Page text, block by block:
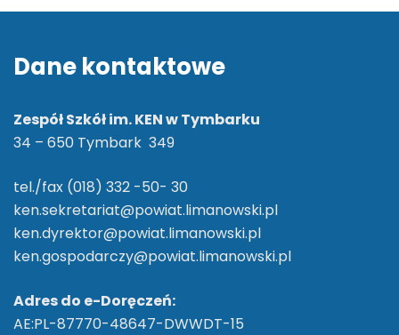
Dane kontaktowe
Zespół Szkół im. KEN w Tymbarku
34 – 650 Tymbark 349
tel./fax (018) 332 -50- 30
ken.sekretariat@powiat.limanowski.pl
ken.dyrektor@powiat.limanowski.pl
ken.gospodarczy@powiat.limanowski.pl
Adres do e-Doręczeń:
AE:PL-87770-48647-DWWDT-15